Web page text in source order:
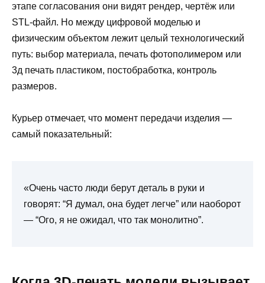
этапе согласования они видят рендер, чертёж или
STL-файл. Но между цифровой моделью и
физическим объектом лежит целый технологический
путь: выбор материала, печать фотополимером или
3д печать пластиком, постобработка, контроль
размеров.
Курьер отмечает, что момент передачи изделия —
самый показательный:
«Очень часто люди берут деталь в руки и
говорят: “Я думал, она будет легче” или наоборот
— “Ого, я не ожидал, что так монолитно”.